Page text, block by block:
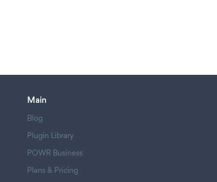
Main
Blog
Plugin Library
POWR Business
Plans & Pricing